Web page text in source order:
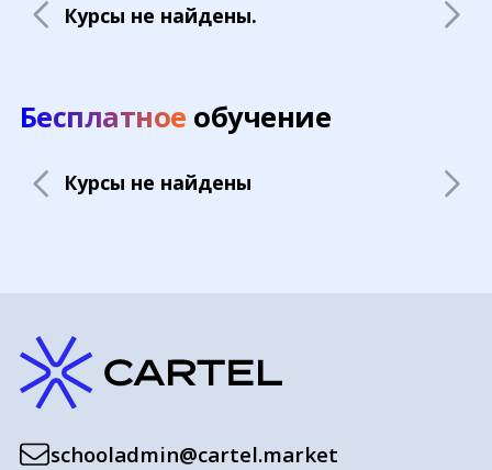
Курсы не найдены.
Бесплатное обучение
Курсы не найдены
schooladmin@cartel.market